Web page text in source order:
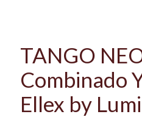
TANGO
Combinado
Ellex by